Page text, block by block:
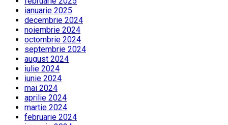
ianuarie 2025
decembrie 2024
noiembrie 2024
octombrie 2024
septembrie 2024
august 2024
iulie 2024
iunie 2024
mai 2024
aprilie 2024
martie 2024
februarie 2024